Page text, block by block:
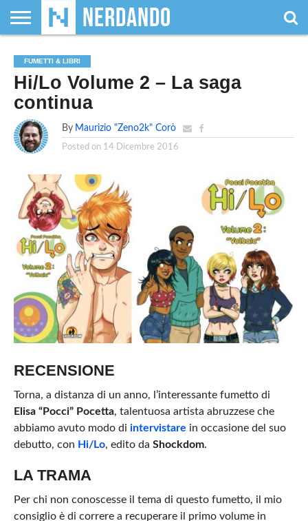
SIAMO
GIOCHI
DA
TAVOLO
GIOCHI
DI
RUOLO
VIDEOGAMES
FILM
&
SERIE
TV
FUMETTI
& LIBRI
MAGIC:
THE
GATHERING
DUNGEONS
&
DRAGONS
WRESTLING
NERDANDO
AWARDS
I
BOLLINI
FUMETTI & LIBRI
Hi/Lo Volume 2 – La saga
continua
By Maurizio "Zeno2k" Corò
Posted on 14 Dicembre 2016
RECENSIONE
Torna, a distanza di un anno, l’interessante fumetto di
Elisa “Pocci” Pocetta, talentuosa artista abruzzese che
abbiamo avuto modo di intervistare in occasione del suo
debutto, con Hi/Lo, edito da Shockdom.
LA TRAMA
Per chi non conoscesse il tema di questo fumetto, il mio
consiglio è di correre a recuperare il primo volume in